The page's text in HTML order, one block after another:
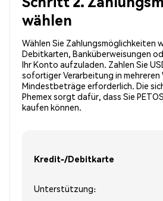
wählen
Wählen Sie Zahlungsmöglichkeiten
Debitkarten, Banküberweisungen
Ihr Konto aufzuladen. Zahlen Sie
sofortiger Verarbeitung in mehreren
Mindestbeträge erforderlich. Die
Phemex sorgt dafür, dass Sie
kaufen können.
Kredit-/Debitkarte
Unterstützung: